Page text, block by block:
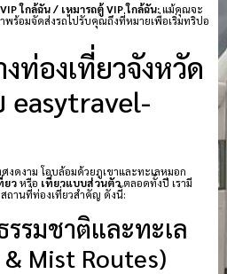
ใกล้ฉัน / เหมารถตู้ VIP ใกล้ฉัน:แม้คุณจะ
พร้อมจัดส่งรถไปรับคุณถึงที่หมายเพื่อเริ่มทริปอ
งท่องเที่ยวจังหวัด
งดงาม โอบล้อมด้วยภูเขาและทะเลหมอก
ยวหรือ เที่ยวแบบส่วนตัวตลอดทั้งปี เรามี
ถานที่ท่องเที่ยวสำคัญ ดังนี้:
รรมชาติและทะเล
Mist Routes)